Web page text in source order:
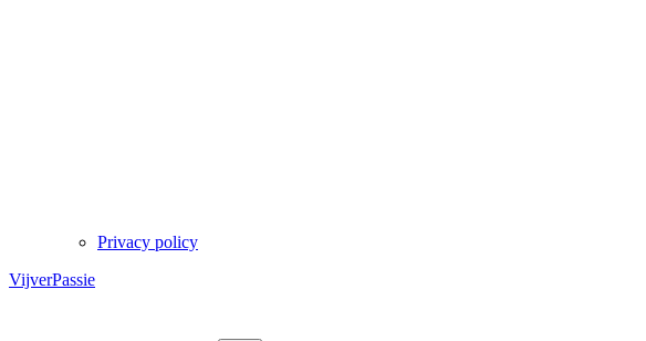
Privacy policy
VijverPassie